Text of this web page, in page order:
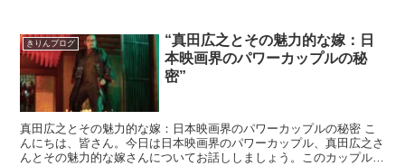
きりんブログ
“真田広之とその魅力的な嫁：日
本映画界のパワーカップルの秘
密”
真田広之とその魅力的な嫁：日本映画界のパワーカップルの秘密 こ
んにちは、皆さん。今日は日本映画界のパワーカップル、真田広之さ
んとその魅力的な嫁さんについてお話ししましょう。このカップルの